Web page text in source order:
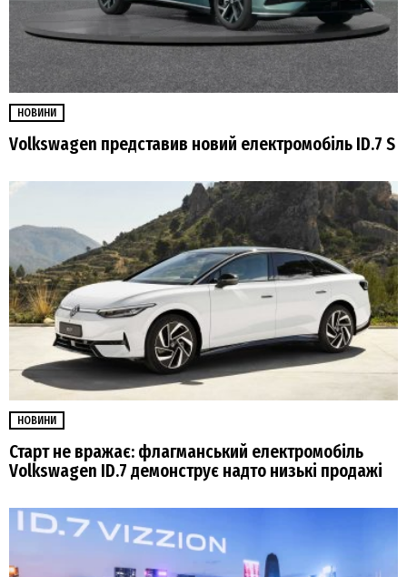
НОВИНИ
Volkswagen представив новий електромобіль ID.7 S
НОВИНИ
Старт не вражає: флагманський електромобіль
Volkswagen ID.7 демонструє надто низькі продажі